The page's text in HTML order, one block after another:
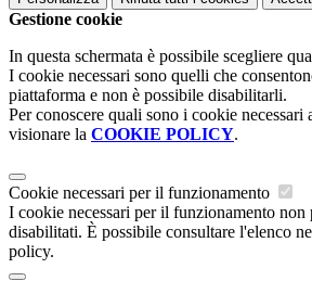
Gestione cookie
In questa schermata è possibile scegliere
I cookie necessari sono quelli che
piattaforma e non è possibile disabilitarli.
Per conoscere quali sono i cookie necessari
visionare la COOKIE POLICY.
Cookie necessari per il funzionamento
I cookie necessari per il funzionamento non
disabilitati. È possibile consultare l'elenco
policy.